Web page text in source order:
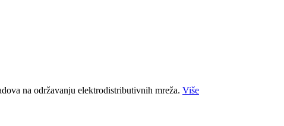
na održavanju elektrodistributivnih mreža. Više